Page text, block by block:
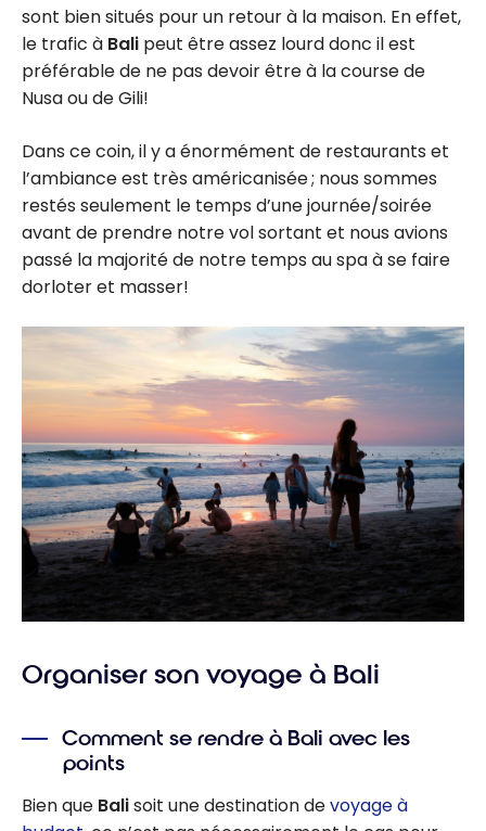
sont bien situés pour un retour à la maison. En effet,
le trafic à Bali peut être assez lourd donc il est
préférable de ne pas devoir être à la course de
Nusa ou de Gili!
Dans ce coin, il y a énormément de restaurants et
l’ambiance est très américanisée ; nous sommes
restés seulement le temps d’une journée/soirée
avant de prendre notre vol sortant et nous avions
passé la majorité de notre temps au spa à se faire
dorloter et masser!
Organiser son voyage à Bali
Comment se rendre à Bali avec les
points
Bien que Balisoit une destination devoyage à